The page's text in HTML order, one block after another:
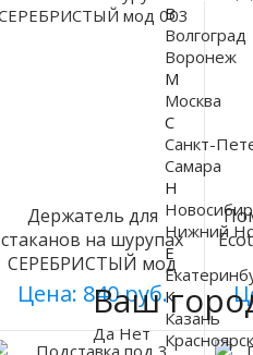
Держатель для
стаканов на шурупах
СЕРЕБРИСТЫЙ мод
003
Цена: 840 руб.
Ваш
Да Нет
В
Волгоград
Воронеж
М
Москва
С
Санкт-
Самара
Н
Нижний
Е
К
Казань
Красноярск